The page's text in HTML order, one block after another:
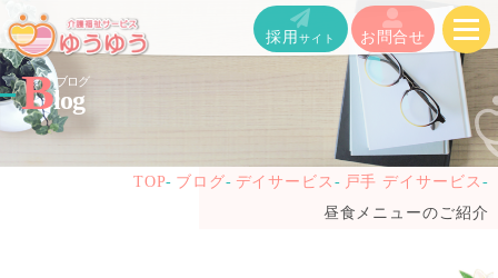
メ
ニ
ュ
ー
を
開
く
採用サイト お問合せ
ブログ
Blog
TOP ブログ デイサービス
戸手 デイサービス
昼食メニューのご紹介